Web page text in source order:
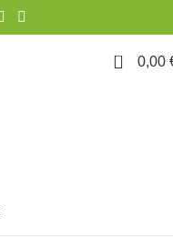
0 0,00